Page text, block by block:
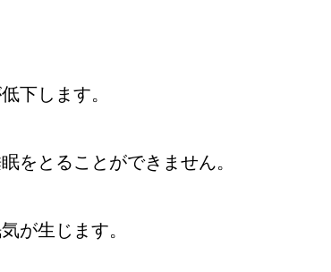
下します。
をとることができません。
が生じます。